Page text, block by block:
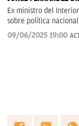
Ex ministro del
sobre política
09/06/2025 19:00